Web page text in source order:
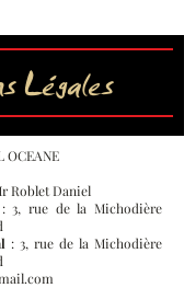
Légales
OCEANE
Roblet Daniel
: 3, rue de la Michodière
: 3, rue de la Michodière